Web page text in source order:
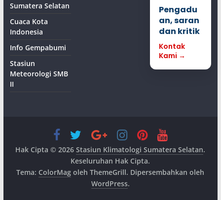
Sumatera Selatan
Cuaca Kota
Indonesia
Info Gempabumi
Stasiun
Meteorologi SMB
II
Pengadu
an, saran
dan kritik
Kontak
Kami →
Hak Cipta © 2026Stasiun Klimatologi Sumatera Selatan.
Keseluruhan Hak Cipta.
Tema: ColorMag oleh ThemeGrill. Dipersembahkan oleh
WordPress.